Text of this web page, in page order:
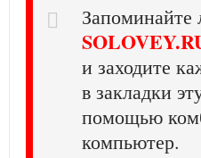
и заходите
в закладки
помощью
компьютер.